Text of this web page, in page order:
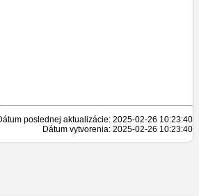
poslednej aktualizácie: 2025-02-26 10:23:40
Dátum vytvorenia: 2025-02-26 10:23:40